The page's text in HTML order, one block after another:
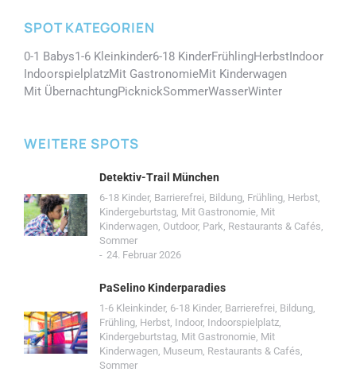
SPOT KATEGORIEN
0-1 Babys1-6 Kleinkinder6-18 KinderFrühlingHerbstIndoor
IndoorspielplatzMit GastronomieMit Kinderwagen
Mit ÜbernachtungPicknickSommerWasserWinter
WEITERE SPOTS
Detektiv-Trail München
6-18 Kinder, Barrierefrei, Bildung, Frühling, Herbst,
Kindergeburtstag, Mit Gastronomie, Mit
Kinderwagen, Outdoor, Park, Restaurants & Cafés,
Sommer
24. Februar 2026
PaSelino Kinderparadies
1-6 Kleinkinder, 6-18 Kinder, Barrierefrei, Bildung,
Frühling, Herbst, Indoor, Indoorspielplatz,
Kindergeburtstag, Mit Gastronomie, Mit
Kinderwagen, Museum, Restaurants & Cafés,
Sommer